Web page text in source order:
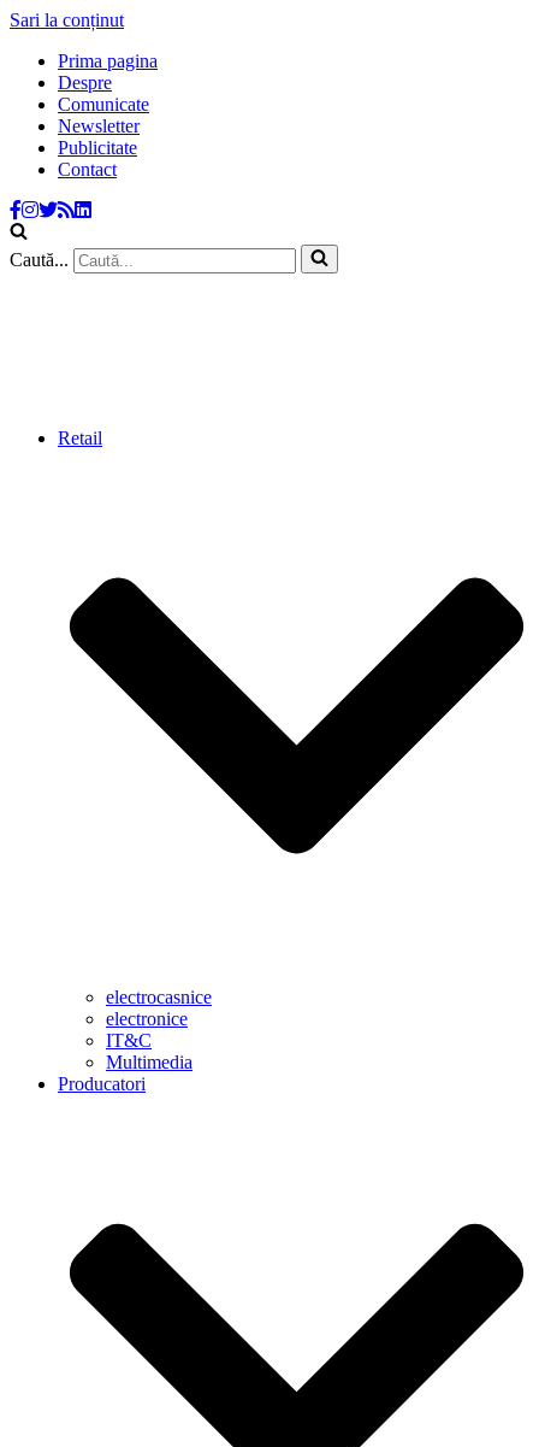
Sari la conținut
Prima pagina
Despre
Comunicate
Newsletter
Publicitate
Contact
Caută...
Retail
electrocasnice
electronice
IT&C
Multimedia
Producatori